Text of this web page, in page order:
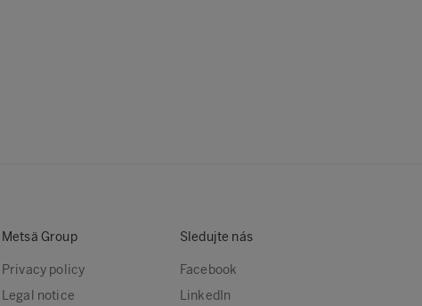
Metsä Group
Privacy policy
Legal notice
Sledujte nás
Facebook
LinkedIn